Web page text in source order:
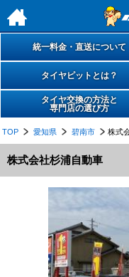
h
統一料金・直送について
タイヤピットとは？
タイヤ交換の方法と
専門店の選び方
TOP 愛知県 碧南市 株式
株式会社杉浦自動車